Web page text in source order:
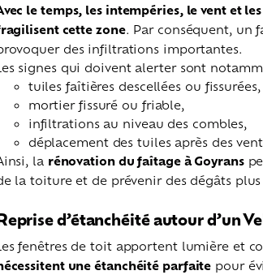
le temps, les intempéries, le vent et
cette zone. Par conséquent, un
des infiltrations importantes.
signes qui doivent alerter sont
tuiles faîtières descellées ou fissurées,
mortier fissuré ou friable,
infiltrations au niveau des combles,
déplacement des tuiles après des
la rénovation du faîtage à Goyrans
la toiture et de prévenir des dégâts
d’étanchéité autour d’un
fenêtres de toit apportent lumière et
une étanchéité parfaite pour